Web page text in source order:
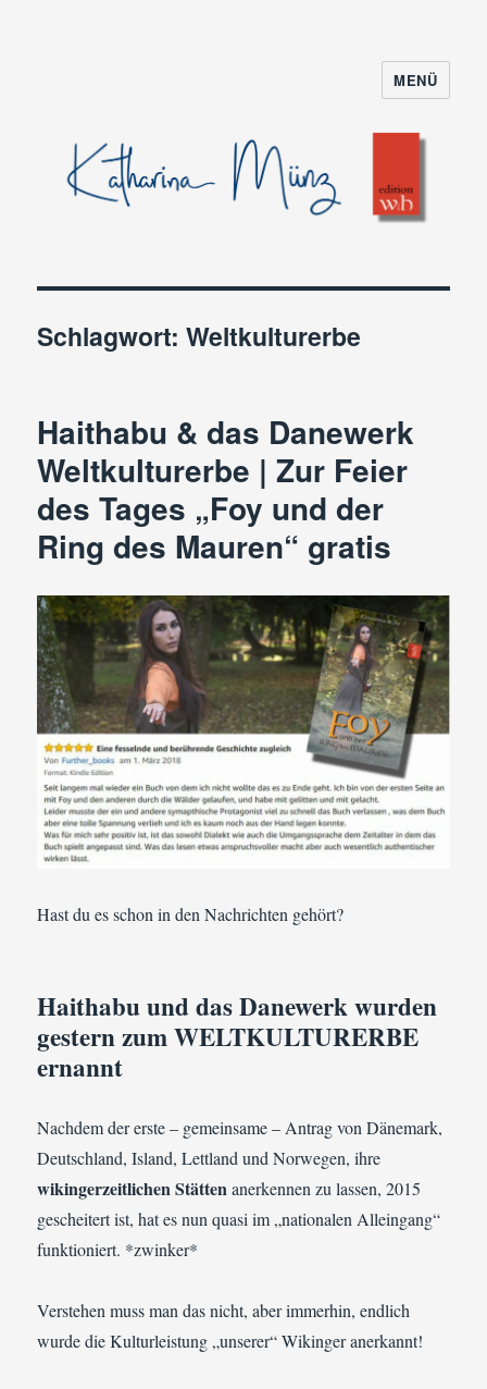
MENÜ
Schlagwort:Weltkulturerbe
Haithabu & das Danewerk
Weltkulturerbe | Zur Feier
des Tages „Foy und der
Ring des Mauren“ gratis
Hast du es schon in den Nachrichten gehört?
Haithabu und das Danewerk wurden
gestern zum WELTKULTURERBE
ernannt
Nachdem der erste – gemeinsame – Antrag von Dänemark,
Deutschland, Island, Lettland und Norwegen, ihre
wikingerzeitlichen Stättenanerkennen zu lassen, 2015
gescheitert ist, hat es nun quasi im „nationalen Alleingang“
funktioniert. *zwinker*
Verstehen muss man das nicht, aber immerhin, endlich
wurde die Kulturleistung „unserer“ Wikinger anerkannt!